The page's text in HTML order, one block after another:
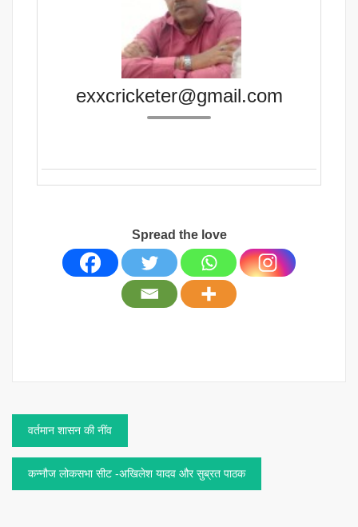
exxcricketer@gmail.com
Spread the love
Post
navigation
वर्तमान शासन की नींव
कन्नौज लोकसभा सीट -अखिलेश यादव और सुब्रत पाठक